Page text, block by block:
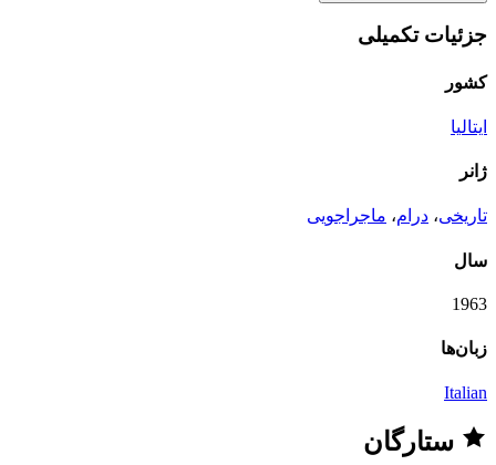
جزئیات تکمیلی
کشور
ایتالیا
ژانر
تاریخی، درام، ماجراجویی
سال
1963
زبان‌ها
Italian
ستارگان